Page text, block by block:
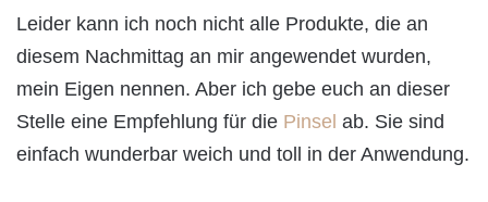
Leider kann ich noch nicht alle Produkte, die an
diesem Nachmittag an mir angewendet wurden,
mein Eigen nennen. Aber ich gebe euch an dieser
Stelle eine Empfehlung für die Pinsel ab. Sie sind
einfach wunderbar weich und toll in der Anwendung.